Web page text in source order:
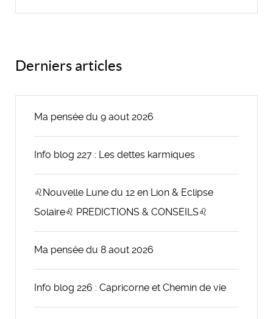
Derniers articles
Ma pensée du 9 aout 2026
Info blog 227 : Les dettes karmiques
♌Nouvelle Lune du 12 en Lion & Eclipse
Solaire♌ PREDICTIONS & CONSEILS♌
Ma pensée du 8 aout 2026
Info blog 226 : Capricorne et Chemin de vie